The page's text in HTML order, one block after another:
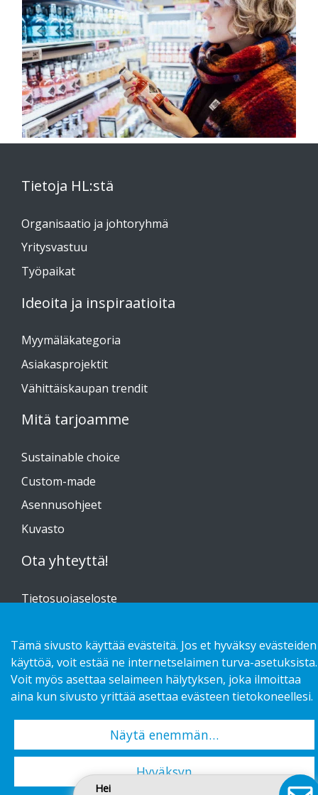
Hei
Tietoja HL:stä
Organisaatio ja johtoryhmä
Yritysvastuu
Työpaikat
Ideoita ja inspiraatioita
Myymäläkategoria
Asiakasprojektit
Vähittäiskaupan trendit
Mitä tarjoamme
Sustainable choice
Custom-made
Asennusohjeet
Kuvasto
Ota yhteyttä!
Tietosuojaseloste
Copyright 2026 HL Display AB. All rights reserved.
Tämä sivusto käyttää evästeitä. Jos et hyväksy evästeiden
käyttöä, voit estää ne internetselaimen turva-asetuksista.
Voit myös asettaa selaimeen hälytyksen, joka ilmoittaa
aina kun sivusto yrittää asettaa evästeen tietokoneellesi.
Näytä enemmän…
Hyväksyn